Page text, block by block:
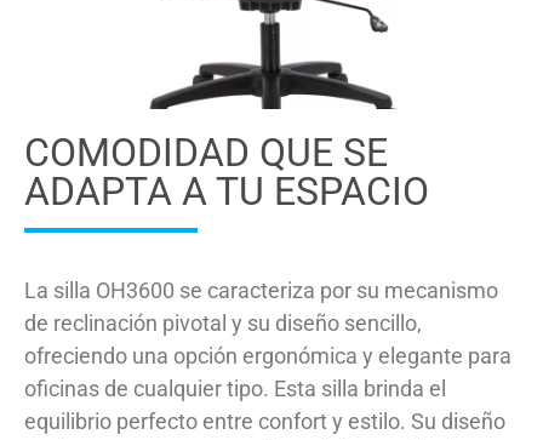
COMODIDAD QUE SE
ADAPTA A TU ESPACIO
La silla OH3600 se caracteriza por su mecanismo
de reclinación pivotal y su diseño sencillo,
ofreciendo una opción ergonómica y elegante para
oficinas de cualquier tipo. Esta silla brinda el
equilibrio perfecto entre confort y estilo. Su diseño